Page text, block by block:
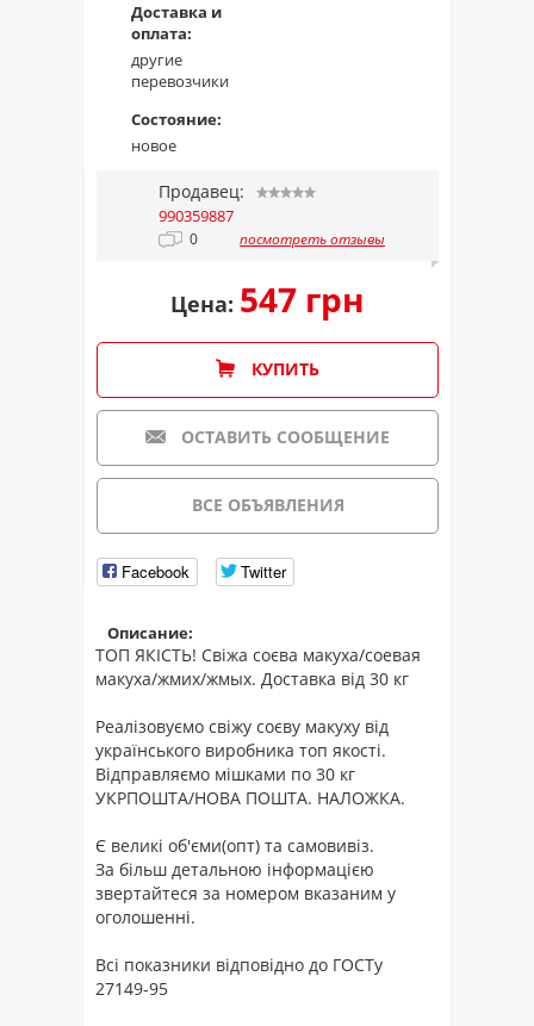
Доставка и
оплата:
другие
перевозчики
Состояние:
новое
Продавец:
990359887
0 посмотреть отзывы
Цена: 547 грн
КУПИТЬ
ОСТАВИТЬ СООБЩЕНИЕ
ВСЕ ОБЪЯВЛЕНИЯ
Facebook Twitter
Описание:
ТОП ЯКІСТЬ! Свіжа соєва макуха/соевая
макуха/жмих/жмых. Доставка від 30 кг
Реалізовуємо свіжу соєву макуху від
українського виробника топ якості.
Відправляємо мішками по 30 кг
УКРПОШТА/НОВА ПОШТА. НАЛОЖКА.
Є великі об'єми(опт) та самовивіз.
За більш детальною інформацією
звертайтеся за номером вказаним у
оголошенні.
Всі показники відповідно до ГОСТу
27149-95